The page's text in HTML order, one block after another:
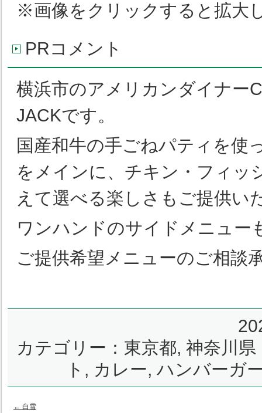
※画像をクリックすると拡大
PRコメント
横浜市のアメリカンダイナー
JACKです。
国産和牛の手ごねパティを使
をメインに、チキン・フィッ
えて選べる楽しさもご提供い
ワンハンドのサイドメニュー
ご提供希望メニューのご相談
カテゴリー： 東京都, 神奈川県
ト , カレー, ハンバーガ
← 白雪